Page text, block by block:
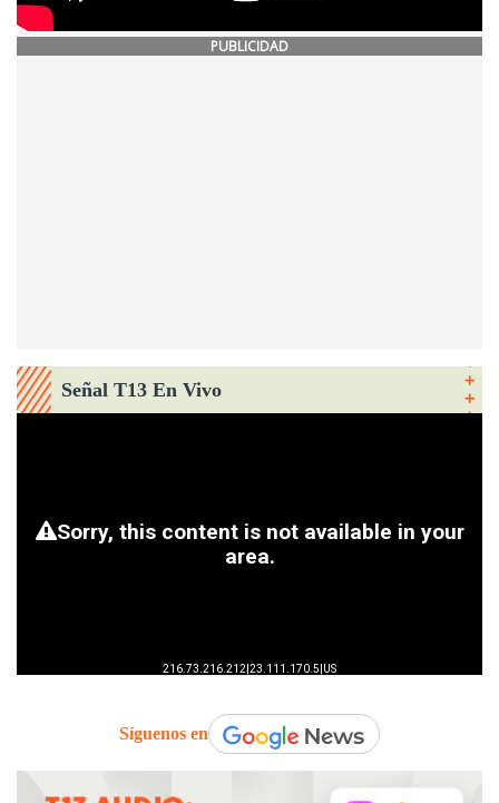
PUBLICIDAD
Señal T13 En Vivo
Síguenos en